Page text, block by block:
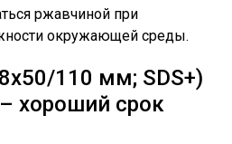
ржавчиной при
окружающей среды.
110 мм; SDS+)
хороший срок